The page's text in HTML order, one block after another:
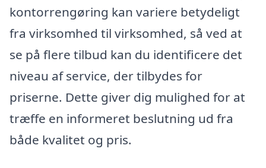
kontorrengøring kan variere betydeligt
fra virksomhed til virksomhed, så ved at
se på flere tilbud kan du identificere det
niveau af service, der tilbydes for
priserne. Dette giver dig mulighed for at
træffe en informeret beslutning ud fra
både kvalitet og pris.